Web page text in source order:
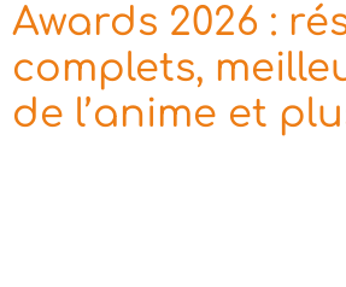
Awards 2026 :
complets,
de l’anime et